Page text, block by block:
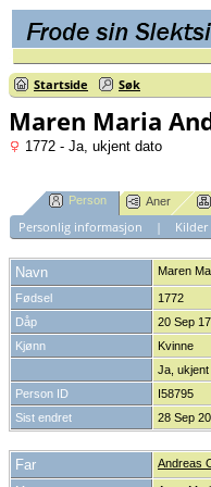
Startside Søk
Maren Maria
1772 - Ja, ukjent dato
Person Aner
Personlig informasjon | Kilder
Navn Maren
Fødsel 1772
Dåp
20 Sep
Kjønn
Kvinne
Ja, ukjent
Person ID
I58795
Sist endret
28 Sep
Far Andreas